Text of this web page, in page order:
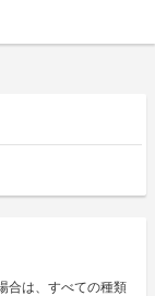
合は、すべての種類